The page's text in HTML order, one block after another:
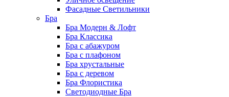
Фасадные Светильники
Бра
Бра Модерн & Лофт
Бра Классика
Бра с абажуром
Бра с плафоном
Бра хрустальные
Бра с деревом
Бра Флористика
Светодиодные Бра